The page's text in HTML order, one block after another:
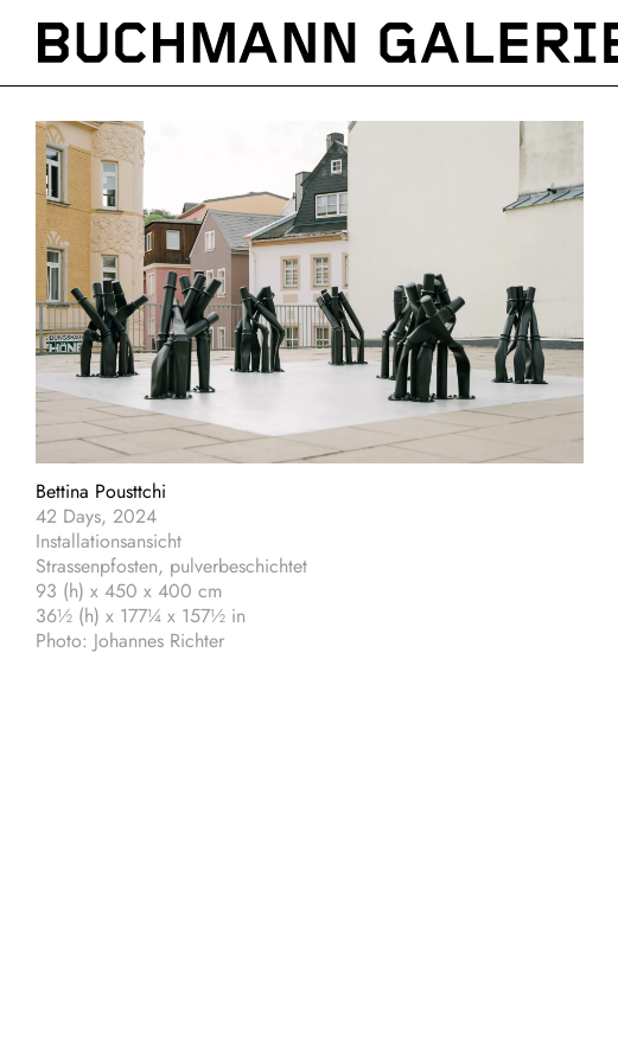
Inhalt
Bettina Pousttchi
42 Days, 2024
Installationsansicht
Strassenpfosten, pulverbeschichtet
93 (h) x 450 x 400 cm
36½ (h) x 177¼ x 157½ in
Photo: Johannes Richter